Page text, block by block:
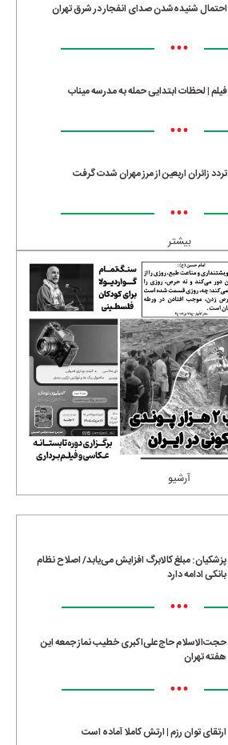
احتمال شنیده‌شدن صدای انفجار در شرق تهران
•••
فیلم | لحظات ابتدایی حمله به مدرسه میناب
•••
تردد زائران اربعین از مرز مهران شدت گرفت
•••
بیشتر
آرشیو
پزشکیان: مبلغ کالابرگ افزایش می‌یابد/ اصلاح نظام
بانکی ادامه دارد
•••
حجت‌الاسلام حاج‌علی‌اکبری خطیب نماز جمعه این
هفته تهران
•••
ارتقای توان رزم | ارتش کاملا آماده است